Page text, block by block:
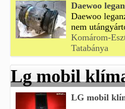
Daewoo
Daewoo
nem
Komárom-
Tatabánya
Lg mobil
LG mobil